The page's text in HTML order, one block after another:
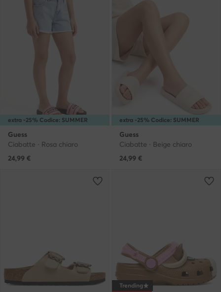
extra -25% Codice: SUMMER
Guess
Ciabatte · Rosa chiaro
24,99 €
extra -25% Codice: SUMMER
Guess
Ciabatte · Beige chiaro
24,99 €
Trending